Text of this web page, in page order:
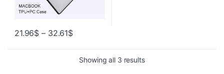
21.96$ – 32.61$
Showing all 3 results